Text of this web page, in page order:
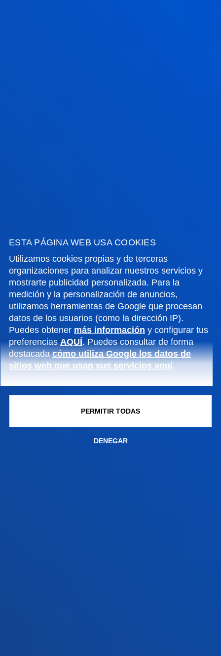
ESTA PÁGINA WEB USA COOKIES
Utilizamos cookies propias y de terceras
organizaciones para analizar nuestros servicios y
mostrarte publicidad personalizada. Para la
medición y la personalización de anuncios,
utilizamos herramientas de Google que procesan
datos de los usuarios (como la dirección IP).
Puedes obtener más información y configurar tus
preferenciasAQUÍ. Puedes consultar de forma
destacadacómo utiliza Google los datos de
sitios web que usan sus servicios aquí.
PERMITIR TODAS
DENEGAR
GESTIONES Y TRÁMITES
Campus Bilbao
Conoce el campus
+34 944 139 000
Contacto
Campus San Sebastián
+34 943 326 600
Sede Vitoria